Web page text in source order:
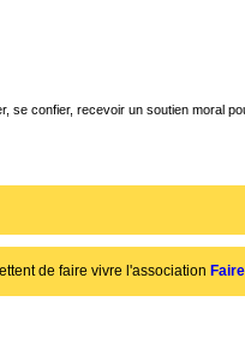
se confier, recevoir un soutien moral
de faire vivre l'association